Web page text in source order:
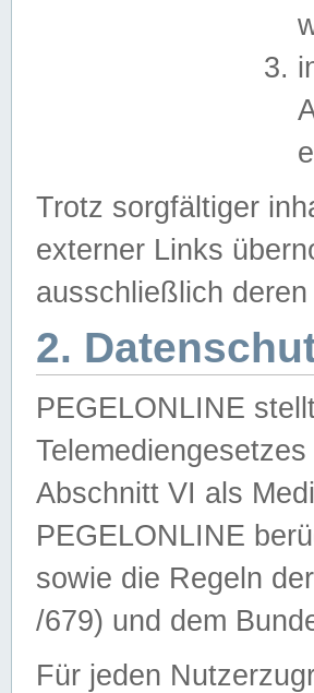
Trotz sorgfältiger
externer Links
ausschließlich
2.
PEGELONLINE
Abschnitt VI als
PEGELONLINE
sowie die Regeln
/679) und dem
Für jeden